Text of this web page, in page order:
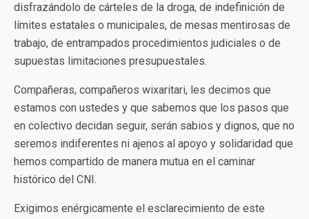
disfrazándolo de cárteles de la droga, de indefinición de
límites estatales o municipales, de mesas mentirosas de
trabajo, de entrampados procedimientos judiciales o de
supuestas limitaciones presupuestales.
Compañeras, compañeros wixaritari, les decimos que
estamos con ustedes y que sabemos que los pasos que
en colectivo decidan seguir, serán sabios y dignos, que no
seremos indiferentes ni ajenos al apoyo y solidaridad que
hemos compartido de manera mutua en el caminar
histórico del CNI.
Exigimos enérgicamente el esclarecimiento de este